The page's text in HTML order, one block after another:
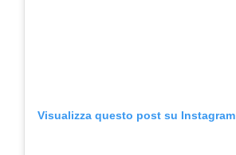
Visualizza questo post su Instagram